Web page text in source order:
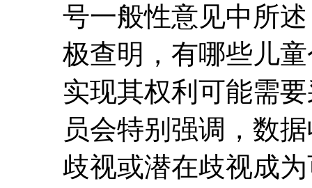
号一般性意见中所
极查明，有哪些儿
实现其权利可能需
员会特别强调，数
歧视或潜在歧视成